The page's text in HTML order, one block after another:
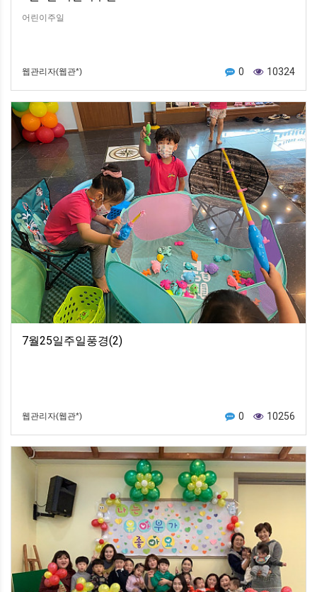
어린이주일
웹관리자(웹관*) 0 10324
7월25일주일풍경(2)
웹관리자(웹관*) 0 10256